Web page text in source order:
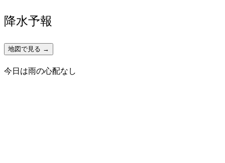
降水予報
地図で見る →
今日は雨の心配なし